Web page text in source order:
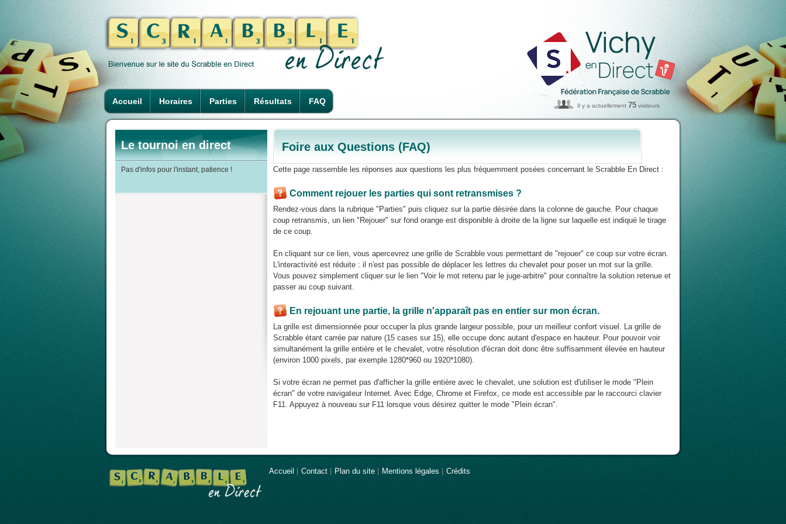
Accueil Horaires Parties Résultats FAQ Il y a actuellement 75 visiteurs
Le tournoi en direct
Pas d'infos pour l'instant, patience !
Foire aux Questions (FAQ)
Cette page rassemble les réponses aux questions les plus fréquemment posées concernant le Scrabble En Direct :
Comment rejouer les parties qui sont retransmises ?
Rendez-vous dans la rubrique "Parties" puis cliquez sur la partie désirée dans la colonne de gauche. Pour chaque
coup retransmis, un lien "Rejouer" sur fond orange est disponible à droite de la ligne sur laquelle est indiqué le tirage
de ce coup.
En cliquant sur ce lien, vous apercevrez une grille de Scrabble vous permettant de "rejouer" ce coup sur votre écran.
L'interactivité est réduite : il n'est pas possible de déplacer les lettres du chevalet pour poser un mot sur la grille.
Vous pouvez simplement cliquer sur le lien "Voir le mot retenu par le juge-arbitre" pour connaître la solution retenue et
passer au coup suivant.
En rejouant une partie, la grille n'apparaît pas en entier sur mon écran.
La grille est dimensionnée pour occuper la plus grande largeur possible, pour un meilleur confort visuel. La grille de
Scrabble étant carrée par nature (15 cases sur 15), elle occupe donc autant d'espace en hauteur. Pour pouvoir voir
simultanément la grille entière et le chevalet, votre résolution d'écran doit donc être suffisamment élevée en hauteur
(environ 1000 pixels, par exemple 1280*960 ou 1920*1080).
Si votre écran ne permet pas d'afficher la grille entière avec le chevalet, une solution est d'utiliser le mode "Plein
écran" de votre navigateur Internet. Avec Edge, Chrome et Firefox, ce mode est accessible par le raccourci clavier
F11. Appuyez à nouveau sur F11 lorsque vous désirez quitter le mode "Plein écran".
Accueil Contact Plan du site Mentions légales Crédits